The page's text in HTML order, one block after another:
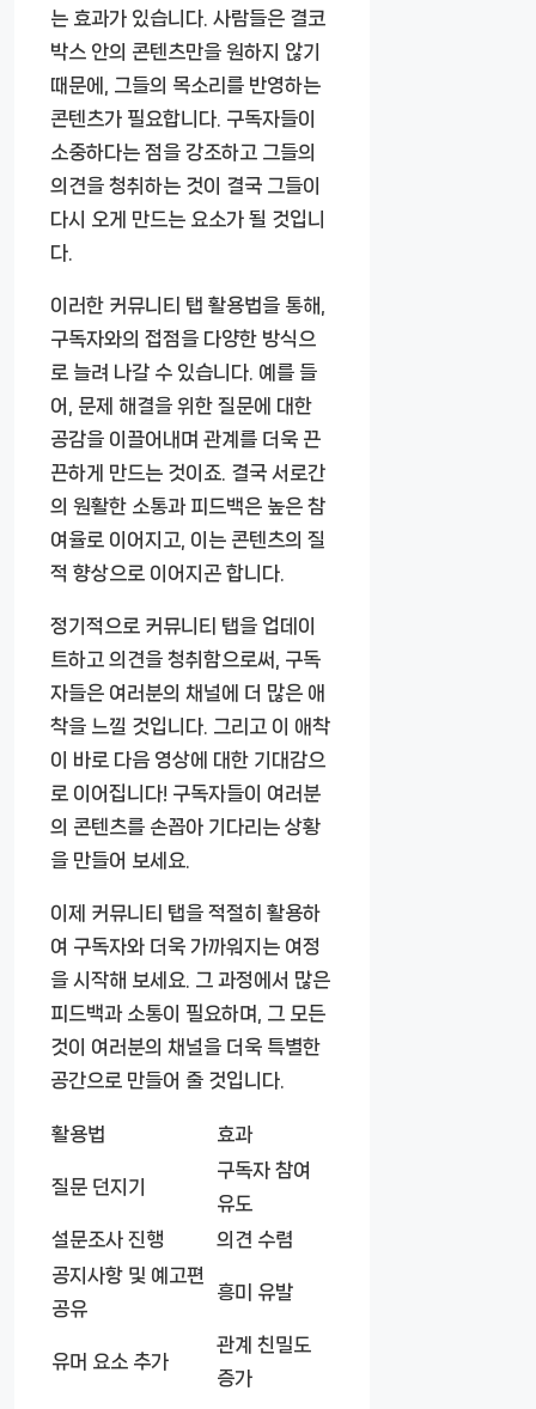
는 효과가 있습니다. 사람들은 결코
박스 안의 콘텐츠만을 원하지 않기
때문에, 그들의 목소리를 반영하는
콘텐츠가 필요합니다. 구독자들이
소중하다는 점을 강조하고 그들의
의견을 청취하는 것이 결국 그들이
다시 오게 만드는 요소가 될 것입니
다.
이러한 커뮤니티 탭 활용법을 통해,
구독자와의 접점을 다양한 방식으
로 늘려 나갈 수 있습니다. 예를 들
어, 문제 해결을 위한 질문에 대한
공감을 이끌어내며 관계를 더욱 끈
끈하게 만드는 것이죠. 결국 서로간
의 원활한 소통과 피드백은 높은 참
여율로 이어지고, 이는 콘텐츠의 질
적 향상으로 이어지곤 합니다.
정기적으로 커뮤니티 탭을 업데이
트하고 의견을 청취함으로써, 구독
자들은 여러분의 채널에 더 많은 애
착을 느낄 것입니다. 그리고 이 애착
이 바로 다음 영상에 대한 기대감으
로 이어집니다! 구독자들이 여러분
의 콘텐츠를 손꼽아 기다리는 상황
을 만들어 보세요.
이제 커뮤니티 탭을 적절히 활용하
여 구독자와 더욱 가까워지는 여정
을 시작해 보세요. 그 과정에서 많은
피드백과 소통이 필요하며, 그 모든
것이 여러분의 채널을 더욱 특별한
공간으로 만들어 줄 것입니다.
활용법 효과
질문 던지기
구독자 참여
유도
설문조사 진행
의견 수렴
공지사항 및 예고편
공유
흥미 유발
유머 요소 추가
관계 친밀도
증가